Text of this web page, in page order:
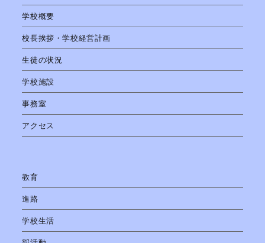
学校概要
校長挨拶・学校経営計画
生徒の状況
学校施設
事務室
アクセス
教育
進路
学校生活